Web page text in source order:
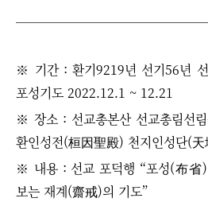
※ 기간 : 환기9219년 선기56년
포성기도 2022.12.1 ~ 12.21
※ 장소 : 선교총본산 선교총림선
환인성전(桓因聖殿) 천지인성단(
※ 내용 : 선교 포덕행 “포성(布省
보는 재계(齋戒)의 기도”